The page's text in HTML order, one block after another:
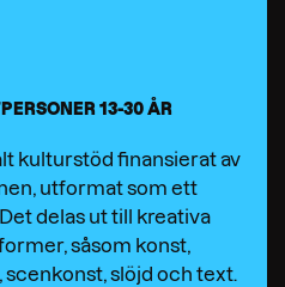
13-30 ÅR
kulturstöd finansierat av
utformat som ett
delas ut till kreativa
såsom konst,
scenkonst, slöjd och text.